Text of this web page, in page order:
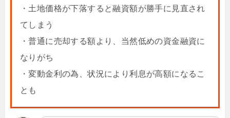
・土地価格が下落すると融資額が勝手に見直され
てしまう
・普通に売却する額より、当然低めの資金融資に
なりがち
・変動金利の為、状況により利息が高額になるこ
とも